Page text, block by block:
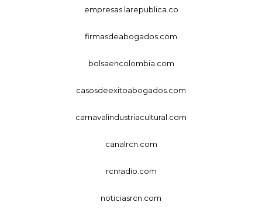
empresas.larepublica.co
firmasdeabogados.com
bolsaencolombia.com
casosdeexitoabogados.com
carnavalindustriacultural.com
canalrcn.com
rcnradio.com
noticiasrcn.com